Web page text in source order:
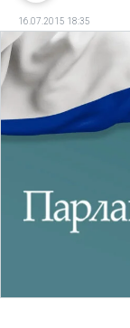
16.07.2015 18:35